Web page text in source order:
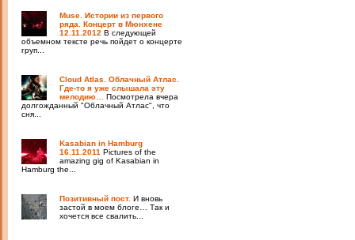
Muse. Истории из первого
ряда. Концерт в Мюнхене
12.11.2012 В следующей
объемном тексте речь пойдет о концерте
груп...
Cloud Atlas. Облачный Атлас.
Где-то я уже слышала эту
мелодию…
Посмотрела вчера
долгожданный "Облачный Атлас", что
сня...
Kasabian in Hamburg
16.11.2011 Pictures of the
amazing gig of Kasabian in
Hamburg the...
Позитивный пост. И вновь
застой в моем блоге… Так и
хочется все свалить...